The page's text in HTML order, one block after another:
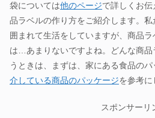
袋については他のページで詳しくお
品ラベルの作り方をご紹介します。
囲まれて生活をしていますが、商品
は…あまりないですよね。どんな商品
うときは、まずは、家にある食品の
介している商品のパッケージを参考に
スポンサーリ